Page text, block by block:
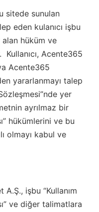
sitede sunulan
eden kulanıcı işbu
alan hüküm ve
Kullanıcı, Acente365
Acente365
yararlanmayı talep
yer
ayrılmaz bir
hükümlerini ve bu
olmayı kabul ve
A.Ş., işbu “Kullanım
ve diğer talimatlara